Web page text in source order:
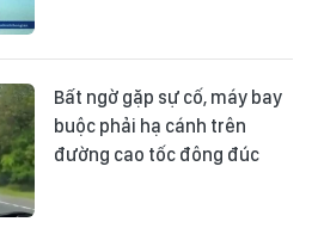
Bất ngờ gặp sự cố, máy bay
buộc phải hạ cánh trên
đường cao tốc đông đúc